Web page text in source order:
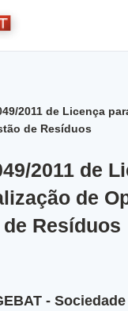
2011 de Licença
de Resíduos
2011 de
de
Resíduos
-